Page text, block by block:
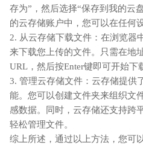
存为”，然后选择“保存到我的云
的云存储账户中，您可以在任何
2. 从云存储下载文件：在浏览器
来下载您上传的文件。只需在地
URL，然后按Enter键即可开始下
3. 管理云存储文件：云存储提供
能。您可以创建文件夹来组织文
感数据。同时，云存储还支持跨
轻松管理文件。
综上所述，通过以上方法，您可